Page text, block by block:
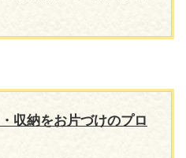
収納をお片づけのプロ